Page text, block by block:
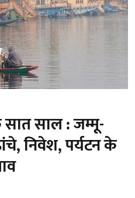
साल : जम्मू-
निवेश, पर्यटन के